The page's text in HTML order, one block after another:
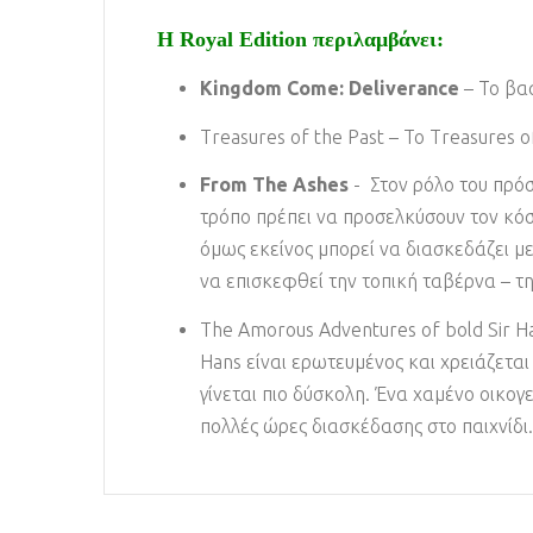
H Royal Edition περιλαμβάνει:
Kingdom Come: Deliverance – Το
Treasures of the Past – Το Treasures
From The Ashes - Στον ρόλο του
τρόπο πρέπει να προσελκύσουν τον
όμως εκείνος μπορεί να διασκεδάζει
να επισκεφθεί την τοπική ταβέρνα –
The Amorous Adventures of bold Sir
Hans είναι ερωτευμένος και
γίνεται πιο δύσκολη. Ένα χαμένο
πολλές ώρες διασκέδασης στο παιχνίδι.